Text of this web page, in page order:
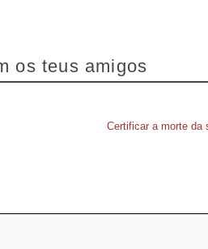
os teus amigos
Certificar a morte da